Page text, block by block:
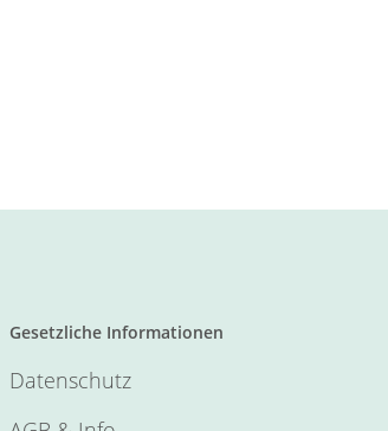
Gesetzliche Informationen
Datenschutz